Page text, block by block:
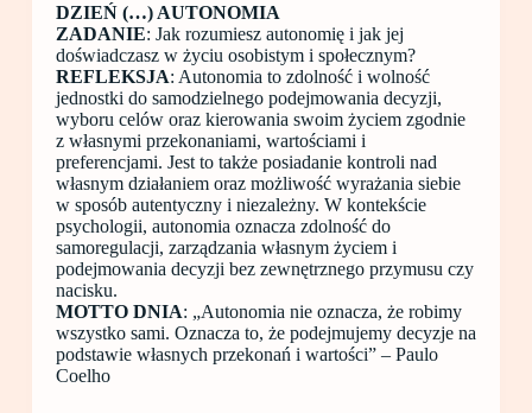
DZIEŃ (…) AUTONOMIA
ZADANIE: Jak rozumiesz autonomię i jak jej
doświadczasz w życiu osobistym i społecznym?
REFLEKSJA: Autonomia to zdolność i wolność
jednostki do samodzielnego podejmowania decyzji,
wyboru celów oraz kierowania swoim życiem zgodnie
z własnymi przekonaniami, wartościami i
preferencjami. Jest to także posiadanie kontroli nad
własnym działaniem oraz możliwość wyrażania siebie
w sposób autentyczny i niezależny. W kontekście
psychologii, autonomia oznacza zdolność do
samoregulacji, zarządzania własnym życiem i
podejmowania decyzji bez zewnętrznego przymusu czy
nacisku.
MOTTO DNIA: „Autonomia nie oznacza, że robimy
wszystko sami. Oznacza to, że podejmujemy decyzje na
podstawie własnych przekonań i wartości” – Paulo
Coelho